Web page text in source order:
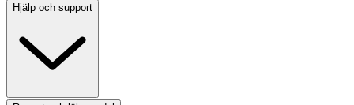
Hjälp och support